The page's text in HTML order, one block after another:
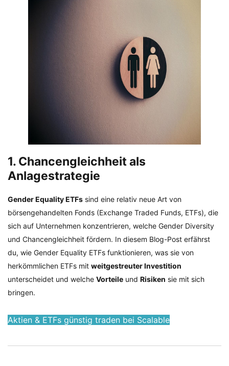
1. Chancengleichheit als
Anlagestrategie
Gender Equality ETFs sind eine relativ neue Art von
börsengehandelten Fonds (Exchange Traded Funds, ETFs), die
sich auf Unternehmen konzentrieren, welche Gender Diversity
und Chancengleichheit fördern. In diesem Blog-Post erfährst
du, wie Gender Equality ETFs funktionieren, was sie von
herkömmlichen ETFs mit weitgestreuter Investition
unterscheidet und welche Vorteile und Risiken sie mit sich
bringen.
Aktien & ETFs günstig traden bei Scalable